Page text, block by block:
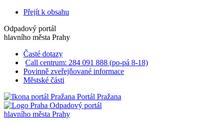
Přejít k obsahu
Odpadový portál
hlavního města Prahy
Časté dotazy
Call centrum: 284 091 888 (po-pá 8-18)
Povinně zveřejňované informace
Městské části
Portál Pražana
Odpadový portál
hlavního města Prahy